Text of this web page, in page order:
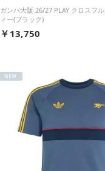
ガンバ大阪 26/27 PLAY クロスフ
ィー(ブラック)
￥13,750
NEW